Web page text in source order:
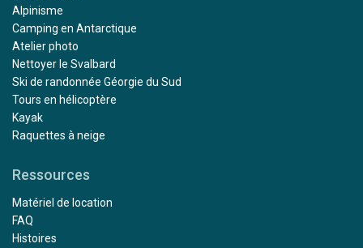
Alpinisme
Camping en Antarctique
Atelier photo
Nettoyer le Svalbard
Ski de randonnée Géorgie du Sud
Tours en hélicoptère
Kayak
Raquettes à neige
Ressources
Matériel de location
FAQ
Histoires